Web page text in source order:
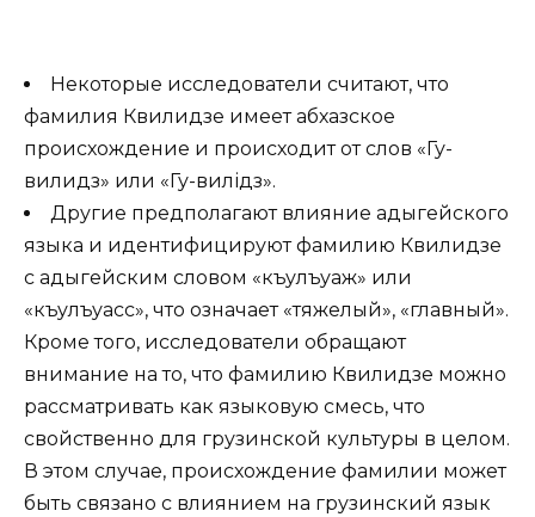
Некоторые исследователи считают, что
фамилия Квилидзе имеет абхазское
происхождение и происходит от слов «Гу-
вилидз» или «Гу-вилідз».
Другие предполагают влияние адыгейского
языка и идентифицируют фамилию Квилидзе
с адыгейским словом «къулъуаж» или
«къулъуасс», что означает «тяжелый», «главный».
Кроме того, исследователи обращают
внимание на то, что фамилию Квилидзе можно
рассматривать как языковую смесь, что
свойственно для грузинской культуры в целом.
В этом случае, происхождение фамилии может
быть связано с влиянием на грузинский язык